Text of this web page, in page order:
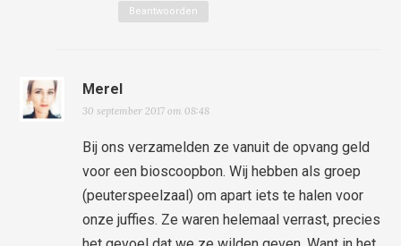
Beantwoorden
Merel
30 september 2017 om 08:48
Bij ons verzamelden ze vanuit de opvang geld
voor een bioscoopbon. Wij hebben als groep
(peuterspeelzaal) om apart iets te halen voor
onze juffies. Ze waren helemaal verrast, precies